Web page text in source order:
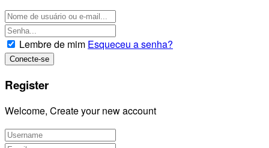
Lembre de mim Esqueceu a senha?
Register
Welcome, Create your new account